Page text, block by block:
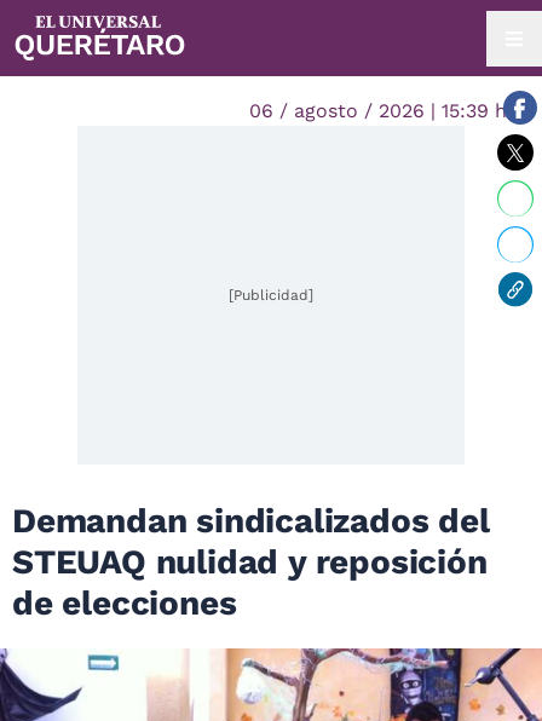
06 / agosto / 2026 | 15:39 hrs.
[Publicidad]
Demandan sindicalizados del
STEUAQ nulidad y reposición
de elecciones